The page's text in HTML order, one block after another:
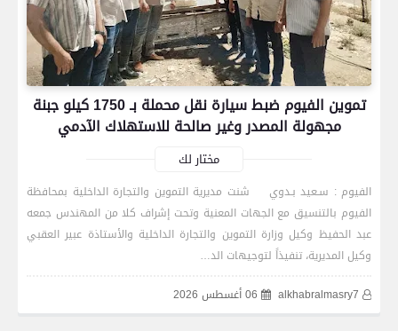
تموين الفيوم ضبط سيارة نقل محملة بـ 1750 كيلو جبنة
مجهولة المصدر وغير صالحة للاستهلاك الآدمي
مختار لك
الفيوم : سـعيد بـدوي شنت مديرية التموين والتجارة الداخلية بمحافظة
الفيوم بالتنسيق مع الجهات المعنية وتحت إشراف كلا من المهندس جمعه
عبد الحفيظ وكيل وزارة التموين والتجارة الداخلية والأستاذة عبير العقبي
وكيل المديرية، تنفيذاً لتوجيهات الد…
alkhabralmasry7
06 أغسطس 2026
رياضة